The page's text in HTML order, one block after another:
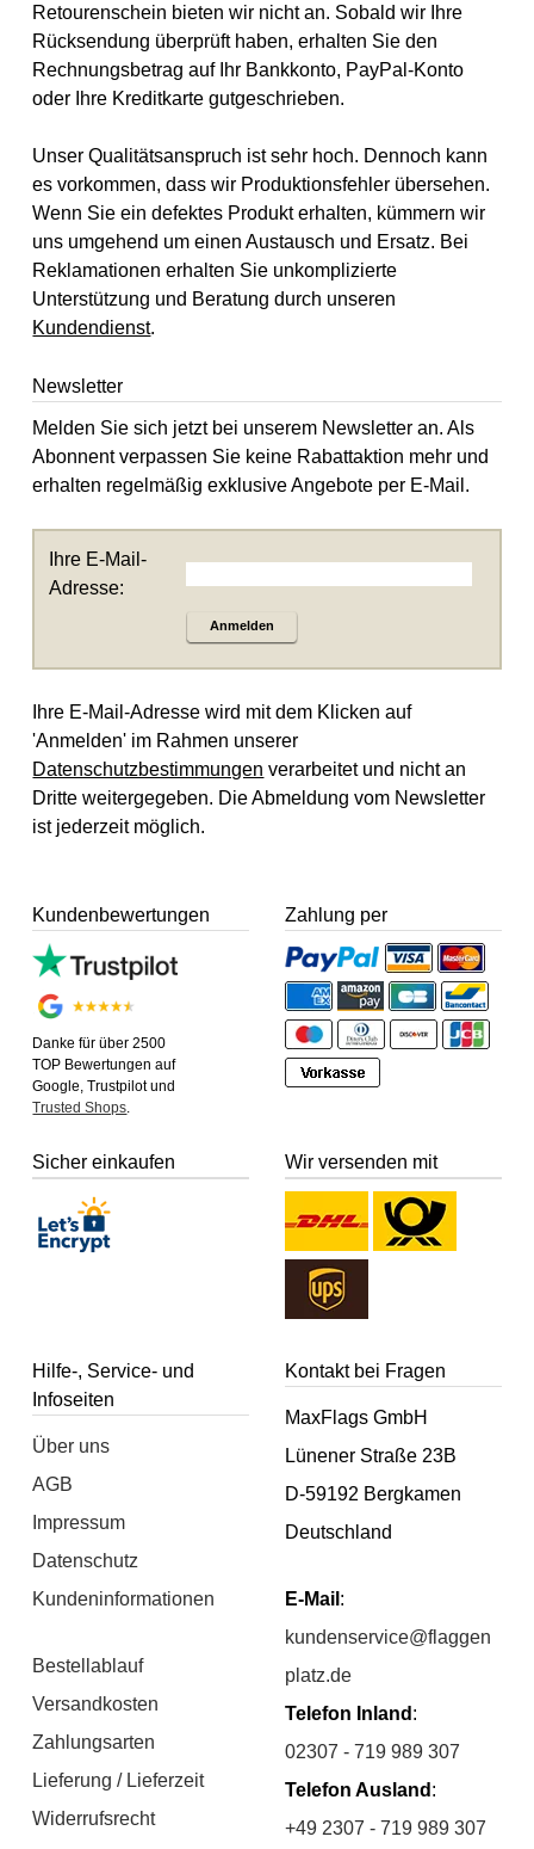
Retourenschein bieten wir nicht an. Sobald wir Ihre
Rücksendung überprüft haben, erhalten Sie den
Rechnungsbetrag auf Ihr Bankkonto, PayPal-Konto
oder Ihre Kreditkarte gutgeschrieben.
Unser Qualitätsanspruch ist sehr hoch. Dennoch kann
es vorkommen, dass wir Produktionsfehler übersehen.
Wenn Sie ein defektes Produkt erhalten, kümmern wir
uns umgehend um einen Austausch und Ersatz. Bei
Reklamationen erhalten Sie unkomplizierte
Unterstützung und Beratung durch unseren
Kundendienst.
Newsletter
Melden Sie sich jetzt bei unserem Newsletter an. Als
Abonnent verpassen Sie keine Rabattaktion mehr und
erhalten regelmäßig exklusive Angebote per E-Mail.
Ihre E-Mail-
Adresse:
Anmelden
Ihre E-Mail-Adresse wird mit dem Klicken auf
'Anmelden' im Rahmen unserer
Datenschutzbestimmungen verarbeitet und nicht an
Dritte weitergegeben. Die Abmeldung vom Newsletter
ist jederzeit möglich.
Kundenbewertungen
Danke für über 2500
TOP Bewertungen auf
Google, Trustpilot und
Trusted Shops.
Zahlung per
Sicher einkaufen Wir versenden mit
Hilfe-, Service- und
Infoseiten
Über uns
AGB
Impressum
Datenschutz
Kundeninformationen
Bestellablauf
Versandkosten
Zahlungsarten
Lieferung / Lieferzeit
Widerrufsrecht
Kontakt bei Fragen
MaxFlags GmbH
Lünener Straße 23B
D-59192 Bergkamen
Deutschland
E-Mail :
kundenservice@flaggen
platz.de
Telefon Inland :
02307 - 719 989 307
Telefon Ausland :
+49 2307 - 719 989 307